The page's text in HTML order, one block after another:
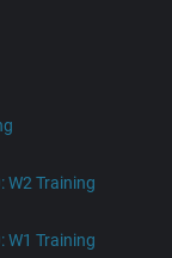
W2 Training
W1 Training